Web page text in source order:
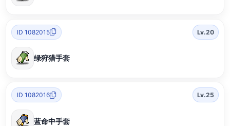
ID 1082015 Lv.20
绿狩猎手套
ID 1082016 Lv.25
蓝命中手套